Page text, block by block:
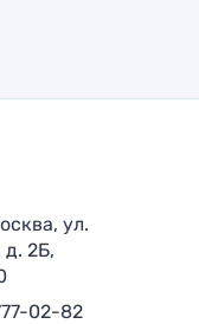
ул.
2Б,
02-82